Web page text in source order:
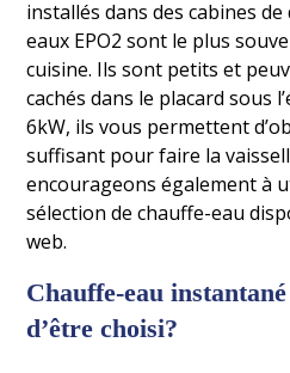
installés dans des cabines
eaux EPO2 sont le plus
cuisine. Ils sont petits et
cachés dans le placard sous
6kW, ils vous permettent
suffisant pour faire la
encourageons également à
sélection de chauffe-eau
web.
Chauffe-eau
d’être choisi?